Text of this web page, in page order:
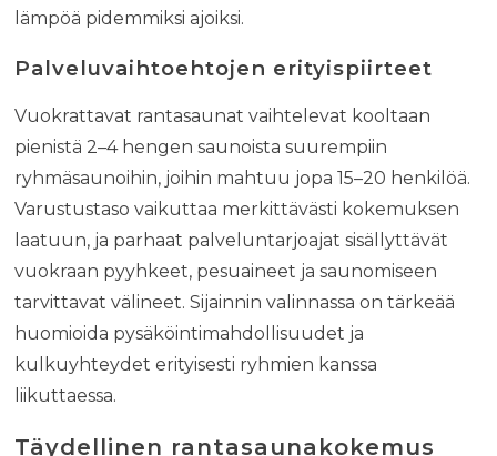
lämpöä pidemmiksi ajoiksi.
Palveluvaihtoehtojen erityispiirteet
Vuokrattavat rantasaunat vaihtelevat kooltaan
pienistä 2–4 hengen saunoista suurempiin
ryhmäsaunoihin, joihin mahtuu jopa 15–20 henkilöä.
Varustustaso vaikuttaa merkittävästi kokemuksen
laatuun, ja parhaat palveluntarjoajat sisällyttävät
vuokraan pyyhkeet, pesuaineet ja saunomiseen
tarvittavat välineet. Sijainnin valinnassa on tärkeää
huomioida pysäköintimahdollisuudet ja
kulkuyhteydet erityisesti ryhmien kanssa
liikuttaessa.
Täydellinen rantasaunakokemus